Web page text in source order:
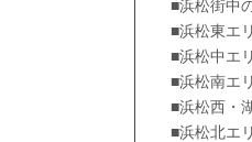
■浜松街中
■浜松東エ
■浜松中エ
■浜松南エ
■浜松西・
■浜松北エ